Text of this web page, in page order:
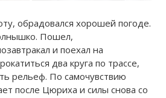
обрадовался хорошей погоде.
Пошел,
и поехал на
два круга по трассе,
рельеф. По самочувствию
после Цюриха и силы снова со